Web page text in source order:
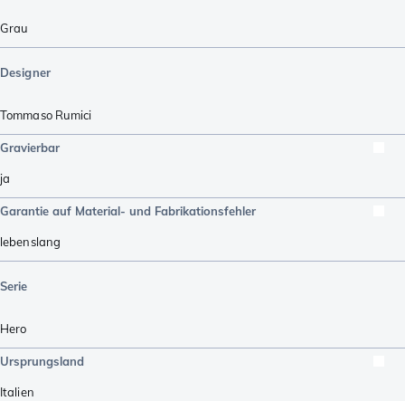
Grau
Designer
Tommaso Rumici
Gravierbar
ja
Garantie auf Material- und Fabrikationsfehler
lebenslang
Serie
Hero
Ursprungsland
Italien